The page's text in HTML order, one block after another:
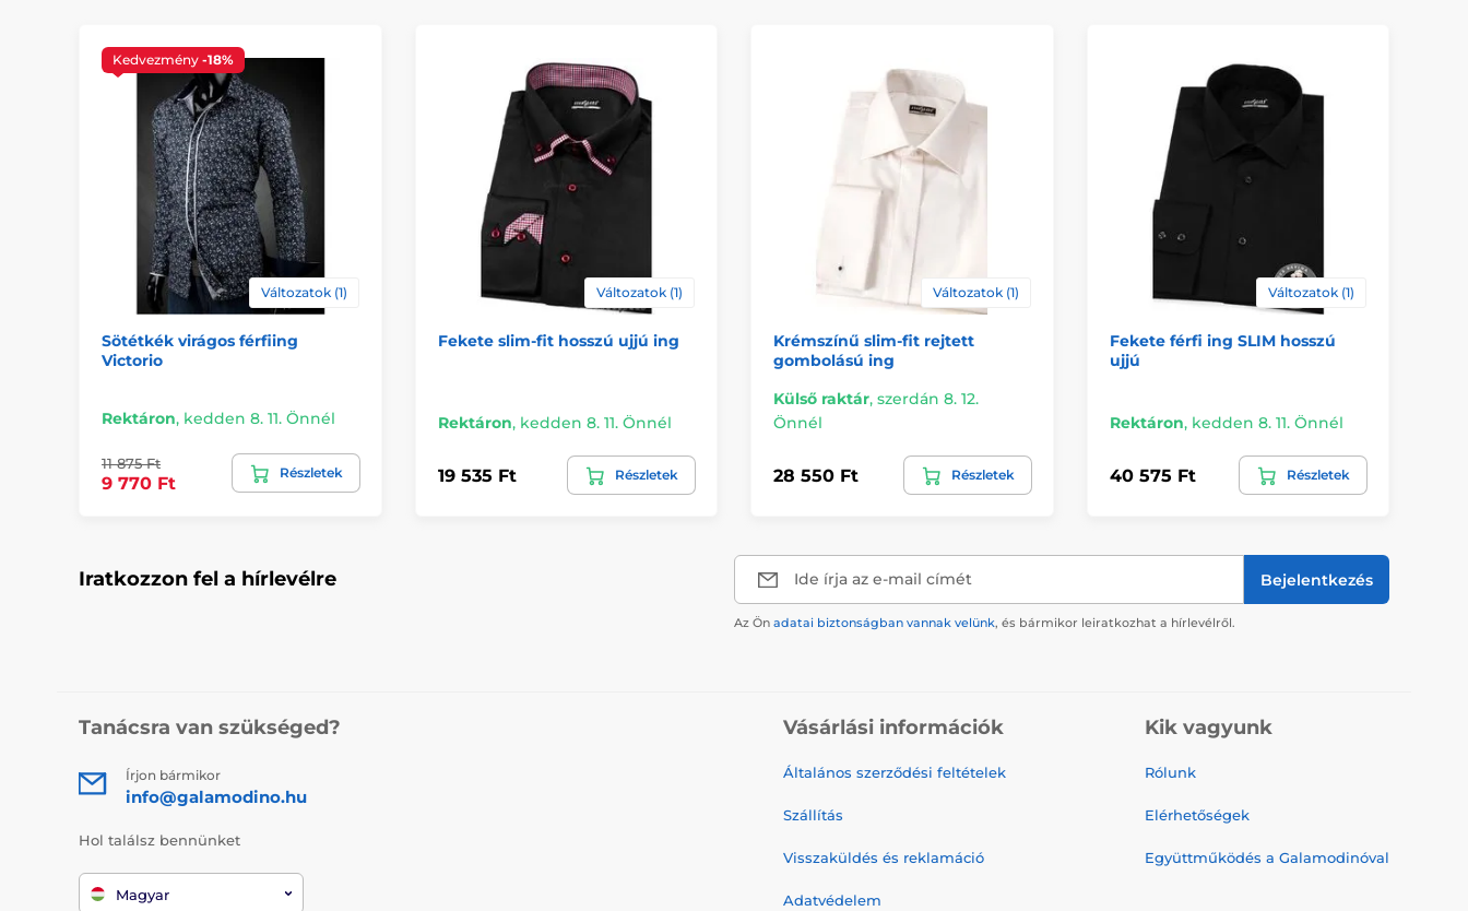
Kedvezmény -18%
Változatok (1)
Sötétkék virágos férfiing
Victorio
Rektáron, kedden 8. 11. Önnél
11 875 Ft
9 770 Ft
Részletek
Változatok (1)
Fekete slim-fit hosszú ujjú ing
Rektáron, kedden 8. 11. Önnél
19 535 Ft Részletek
Változatok (1)
Krémszínű slim-fit rejtett
gombolású ing
Külső raktár, szerdán 8. 12.
Önnél
28 550 Ft Részletek
Változatok (1)
Fekete férfi ing SLIM hosszú
ujjú
Rektáron, kedden 8. 11. Önnél
40 575 Ft Részletek
Iratkozzon fel a hírlevélre Ide írja az e-mail címét Bejelentkezés
Az Ön adatai biztonságban vannak velünk, és bármikor leiratkozhat a hírlevélről.
Tanácsra van szükséged?
Írjon bármikor
info@galamodino.hu
Hol találsz bennünket
Magyar
Vásárlási információk
Általános szerződési feltételek
Szállítás
Visszaküldés és reklamáció
Adatvédelem
Kik vagyunk
Rólunk
Elérhetőségek
Együttműködés a Galamodinóval